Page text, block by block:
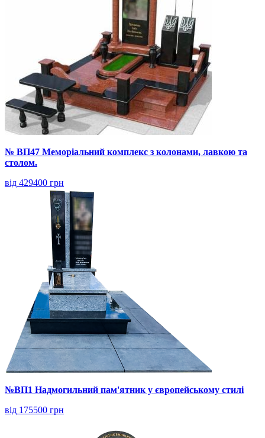
№ ВП47 Меморіальний комплекс з колонами, лавкою та
столом.
від 429400 грн
№ВП1 Надмогильний пам'ятник у європейському стилі
від 175500 грн